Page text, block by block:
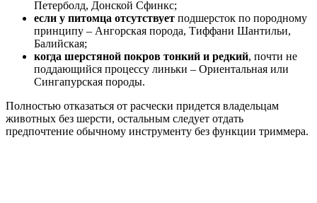
Петерболд, Донской Сфинкс;
если у питомца отсутствует подшерсток по породному
принципу – Ангорская порода, Тиффани Шантильи,
Балийская;
когда шерстяной покров тонкий и редкий, почти не
поддающийся процессу линьки – Ориентальная или
Сингапурская породы.
Полностью отказаться от расчески придется владельцам
животных без шерсти, остальным следует отдать
предпочтение обычному инструменту без функции триммера.